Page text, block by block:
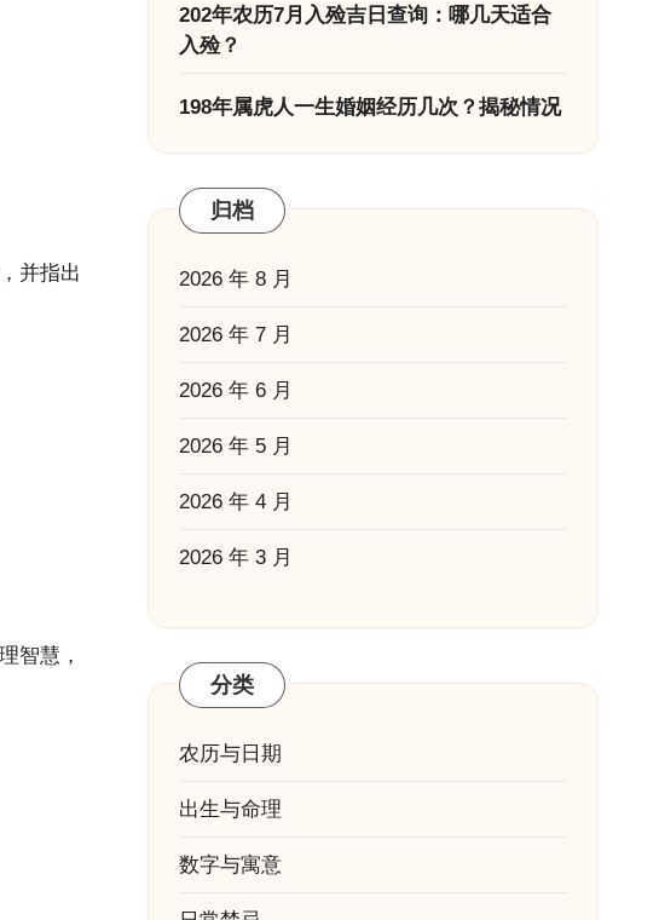
并指出
智慧，
202年农历7月入殓吉日查询：哪几天适合
入殓？
198年属虎人一生婚姻经历几次？揭秘情况
归档
2026 年 8 月
2026 年 7 月
2026 年 6 月
2026 年 5 月
2026 年 4 月
2026 年 3 月
分类
农历与日期
出生与命理
数字与寓意